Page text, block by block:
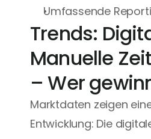
Umfassende
Trends:
Manuelle
– Wer
Marktdaten zeigen
Entwicklung: Die